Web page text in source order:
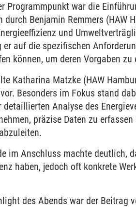
Programmpunkt war die
durch Benjamin Remmers (HAW
und
auf die spezifischen
können, um deren Vorgaben zu
Katharina Matzke (HAW
Besonders im Fokus stand
Analyse des
präzise Daten zu
im Anschluss machte deutlich,
haben, jedoch oft konkrete
des Abends war der Beitrag